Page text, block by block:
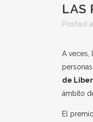
LAS
Posted
A veces,
de
ámbito
El